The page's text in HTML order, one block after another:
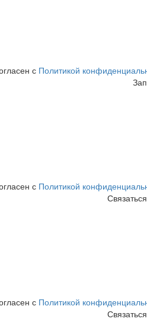
с Политикой
с Политикой
с Политикой